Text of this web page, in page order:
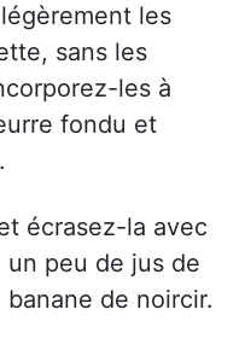
les
sans les
les à
fondu et
écrasez-la avec
peu de jus de
de noircir.